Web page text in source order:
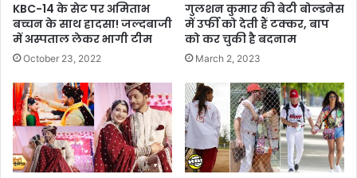
KBC-14 के सेट पर अमिताभ
बच्चन के साथ हादसा! जल्दबाजी
में अस्पताल लेकर भागी टीम
October 23, 2022
गुलशन कुमार की बेटी बोल्डनेस
में उर्फी को देती हैं टक्कर, बाप
को कर चुकी है बदनाम
March 2, 2023